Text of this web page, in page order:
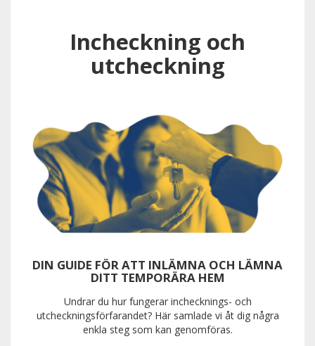
Incheckning och
utcheckning
DIN GUIDE FÖR ATT INLÄMNA OCH LÄMNA
DITT TEMPORÄRA HEM
Undrar du hur fungerar inchecknings- och
utcheckningsförfarandet? Här samlade vi åt dig några
enkla steg som kan genomföras.